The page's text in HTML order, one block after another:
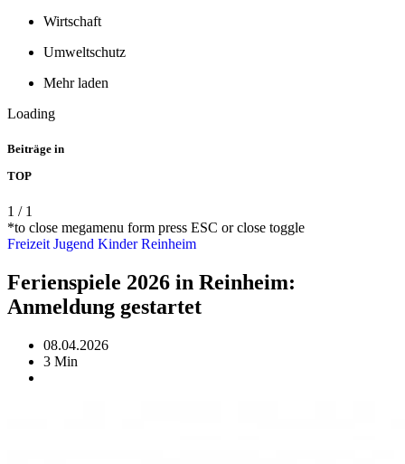
Wirtschaft
Umweltschutz
Mehr laden
Loading
Beiträge in
TOP
1 / 1
*to close megamenu form press ESC or close toggle
Freizeit Jugend KinderReinheim
Ferienspiele 2026 in Reinheim:
Anmeldung gestartet
08.04.2026
3 Min